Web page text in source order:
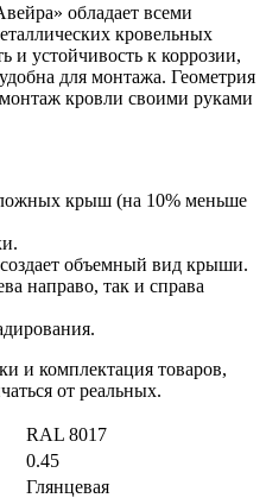
обладает всеми
кровельных
и устойчивость к коррозии,
для монтажа. Геометрия
кровли своими руками
крыш (на 10% меньше
объемный вид крыши.
направо, так и справа
и комплектация товаров,
от реальных.
RAL 8017
0.45
Глянцевая